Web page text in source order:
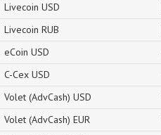
Livecoin USD
Livecoin RUB
eCoin USD
C-Cex USD
Volet (AdvCash) USD
Volet (AdvCash) EUR